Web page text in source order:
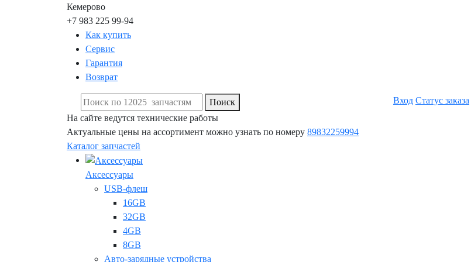
Кемерово
+7 983 225 99-94
Как купить
Сервис
Гарантия
Возврат
Поиск Вход Статус заказа
На сайте ведутся технические работы
Актуальные цены на ассортимент можно узнать по номеру 89832259994
Каталог запчастей
Аксессуары
USB-флеш
16GB
32GB
4GB
8GB
Авто-зарядные устройства